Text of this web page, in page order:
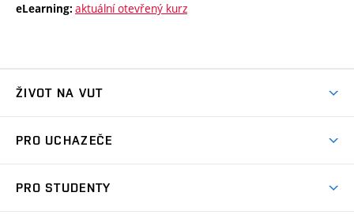
eLearning: aktuální otevřený kurz
ŽIVOT NA VUT
Koleje
PRO UCHAZEČE
PRO STUDENTY